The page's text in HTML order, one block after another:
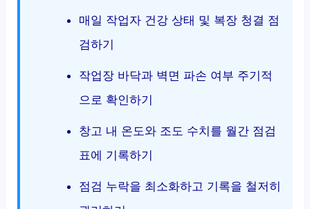
매일 작업자 건강 상태 및 복장 청결 점
검하기
작업장 바닥과 벽면 파손 여부 주기적
으로 확인하기
창고 내 온도와 조도 수치를 월간 점검
표에 기록하기
점검 누락을 최소화하고 기록을 철저히